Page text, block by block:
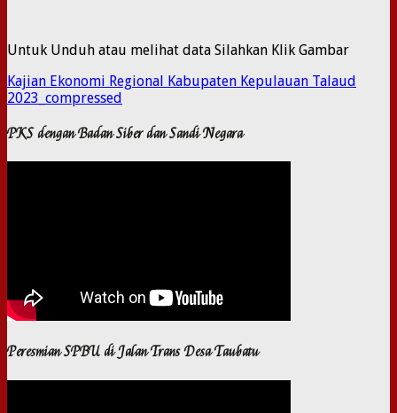
Untuk Unduh atau melihat data Silahkan Klik Gambar
Kajian Ekonomi Regional Kabupaten Kepulauan Talaud
2023_compressed
PKS dengan Badan Siber dan Sandi Negara
Peresmian SPBU di Jalan Trans Desa Taubatu